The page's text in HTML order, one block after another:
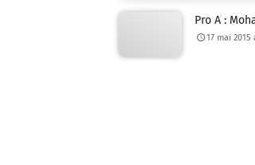
Pro A :
17 mai 2015